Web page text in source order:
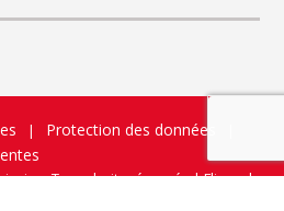
| Protection des données
Tous droits réservés|Flippad